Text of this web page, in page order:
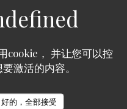
cookie， 并让您可以控
激活的内容。
好的，全部接受
质价比: 4 /5
exceptionnel.